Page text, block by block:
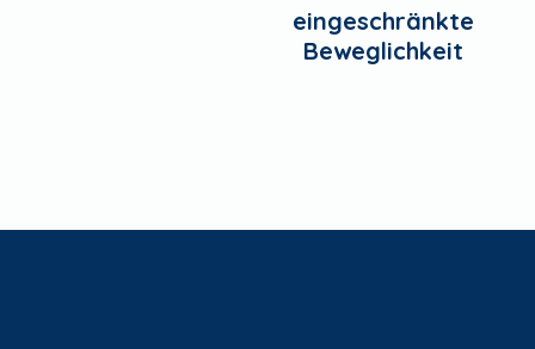
eingeschränkte
Beweglichkeit